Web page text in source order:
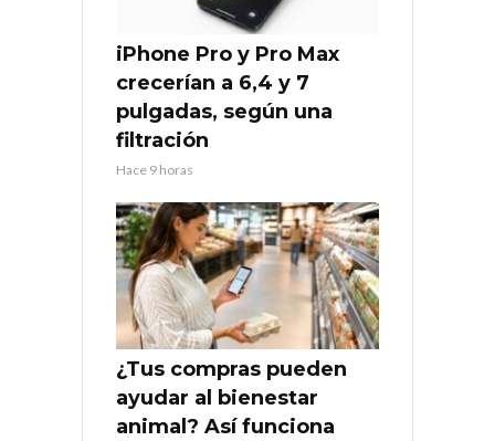
iPhone Pro y Pro Max
crecerían a 6,4 y 7
pulgadas, según una
filtración
Hace 9 horas
¿Tus compras pueden
ayudar al bienestar
animal? Así funciona